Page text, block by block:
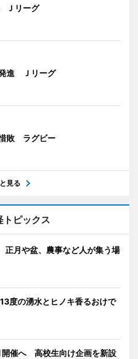
Ｊリーグ
進 Ｊリーグ
敗 ラグビー
見る
トピックス
正月や盆、農事など人が集う場
度の湧水とヒノキ香るおけで
開催へ 高校生向け企画を新設